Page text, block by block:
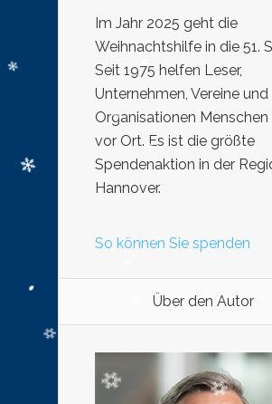
Im Jahr 2025 geht die
Weihnachtshilfe in die 51.
Seit 1975 helfen Leser,
Unternehmen, Vereine und
Organisationen
vor Ort. Es ist die größte
Spendenaktion in der
Hannover.
So können Sie spenden
Über den Autor